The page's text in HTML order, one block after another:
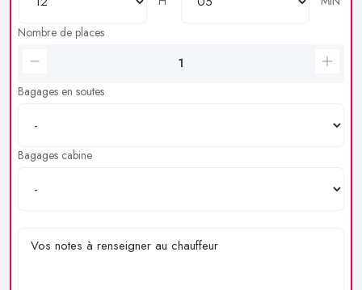
Nombre de places
Bagages en soutes
Bagages cabine